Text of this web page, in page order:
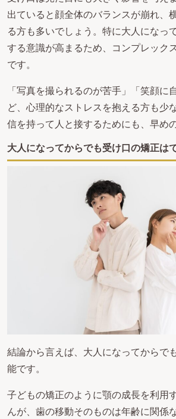
出ていると顔全体のバランスが崩れ、
る方も多いでしょう。特に大人になっ
する意識が高まるため、コンプレック
です。
「写真を撮られるのが苦手」「笑顔に
ど、心理的なストレスを抱える方も少
信を持って人と接するためにも、早め
大人になってからでも受け口の矯正は
結論から言えば、大人になってからで
能です。
子どもの矯正のように顎の成長を利用
んが、歯の移動そのものは年齢に関係